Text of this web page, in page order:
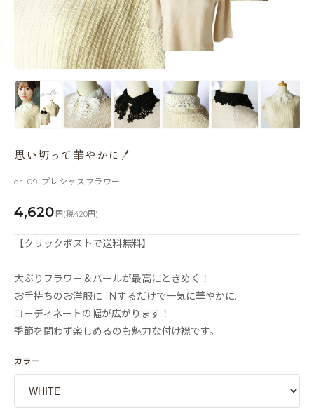
思い切って華やかに！
er-09 プレシャスフラワー
4,620 円(税420円)
【クリックポストで送料無料】
大ぶりフラワー＆パールが最高にときめく！
お手持ちのお洋服に INするだけで一気に華やかに…
コーディネートの幅が広がります！
季節を問わず楽しめるのも魅力な付け襟です。
カラー